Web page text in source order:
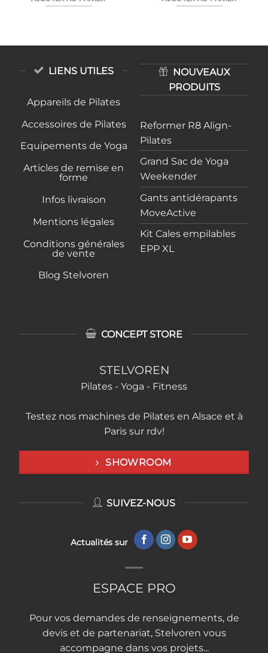
LIENS UTILES
Appareils de Pilates
Accessoires de Pilates
Equipements de Yoga
Articles de remise en
forme
Infos livraison
Mentions légales
Conditions générales
de vente
Blog Stelvoren
NOUVEAUX
PRODUITS
Reformer R8 Align-
Pilates
Grand Sac de Yoga
Weekender
Gants antidérapants
MoveActive
Kit Cales empilables
EPP XL
CONCEPT STORE
STELVOREN
Pilates - Yoga - Fitness
Testez nos machines de Pilates en Alsace et à
Paris sur rdv!
SHOWROOM
SUIVEZ-NOUS
Actualités sur
ESPACE PRO
Pour vos demandes de renseignements, de
devis et de partenariat, Stelvoren vous
accompagne dans vos projets...